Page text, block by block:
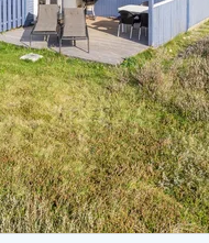
Sommerhuse i
Sommerhuse i Houvig
Sommerhus på
Sommerhuse på
Sommerhuse i Hvide
Sommerhuse i Jegum
Sommerhuse i Klegod
Fordele hos os